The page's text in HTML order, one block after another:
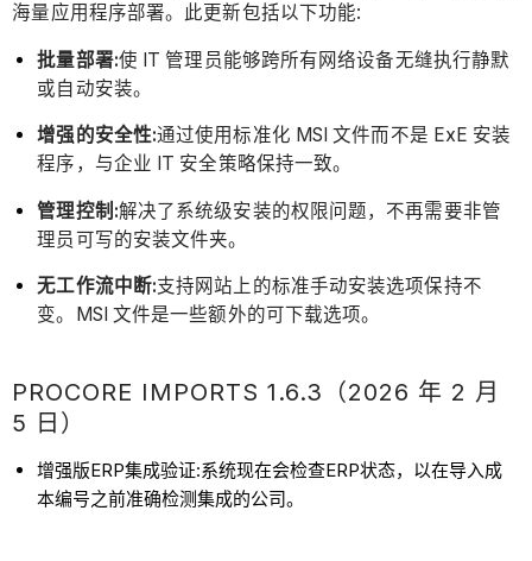
海量应用程序部署。此更新包括以下功能:
批量部署:使 IT 管理员能够跨所有网络设备无缝执行静默
或自动安装。
增强的安全性:通过使用标准化 MSI 文件而不是 ExE 安装
程序，与企业 IT 安全策略保持一致。
管理控制:解决了系统级安装的权限问题，不再需要非管
理员可写的安装文件夹。
无工作流中断:支持网站上的标准手动安装选项保持不
变。MSI 文件是一些额外的可下载选项。
PROCORE IMPORTS 1.6.3（2026 年 2 月
5 日）
增强版ERP集成验证:系统现在会检查ERP状态，以在导入成
本编号之前准确检测集成的公司。